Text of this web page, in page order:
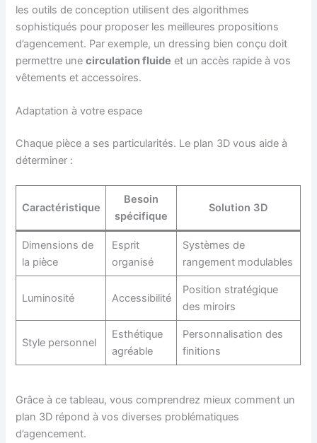
les outils de conception utilisent des algorithmes
sophistiqués pour proposer les meilleures propositions
d’agencement. Par exemple, un dressing bien conçu doit
permettre unecirculation fluide et un accès rapide à vos
vêtements et accessoires.
Adaptation à votre espace
Chaque pièce a ses particularités. Le plan 3D vous aide à
déterminer :
Caractéristique
Besoin
spécifique
Solution 3D
Dimensions de
la pièce
Esprit
organisé
Systèmes de
rangement modulables
Luminosité Accessibilité
Position stratégique
des miroirs
Style personnel
Esthétique
agréable
Personnalisation des
finitions
Grâce à ce tableau, vous comprendrez mieux comment un
plan 3D répond à vos diverses problématiques
d’agencement.